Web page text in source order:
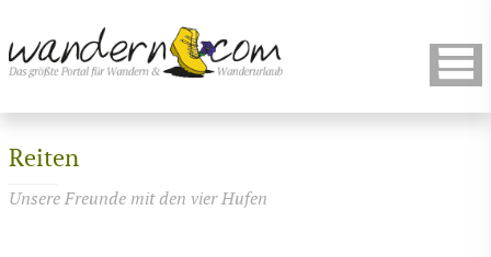
Reiten
Unsere Freunde mit den vier Hufen